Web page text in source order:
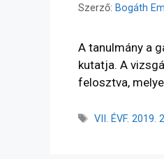
Szerző: Bogáth
A tanulmány a
kutatja. A
felosztva,
VII. ÉVF. 2019.